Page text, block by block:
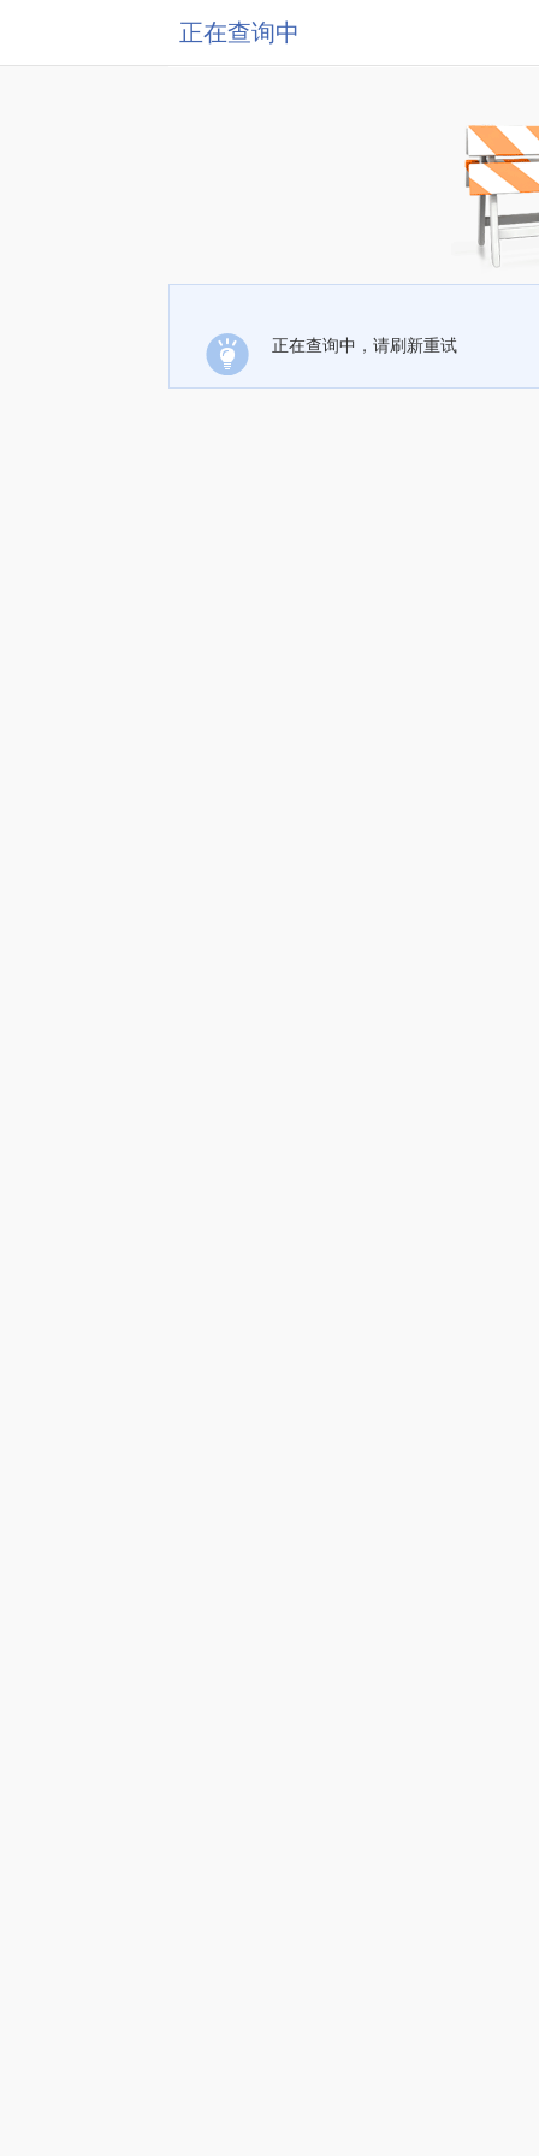
正在查询中
正在查询中，请刷新重试